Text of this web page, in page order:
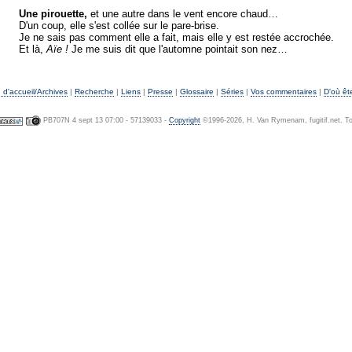
Une pirouette, et une autre dans le vent encore chaud…
D'un coup, elle s'est collée sur le pare-brise.
Je ne sais pas comment elle a fait, mais elle y est restée accrochée.
Et là,Aïe !Je me suis dit que l'automne pointait son nez…
d'accueil/Archives | Recherche | Liens | Presse | Glossaire | Séries | Vos commentaires | D'où
PB707N 4 sept 13 07:00 - 57139033 - Copyright©1996-2026, H. Van Rymenam, fugitif.net.